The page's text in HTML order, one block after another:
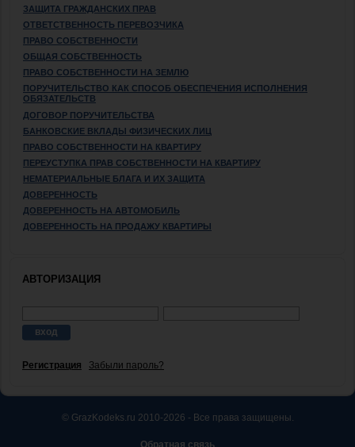
ЗАЩИТА ГРАЖДАНСКИХ ПРАВ
ОТВЕТСТВЕННОСТЬ ПЕРЕВОЗЧИКА
ПРАВО СОБСТВЕННОСТИ
ОБЩАЯ СОБСТВЕННОСТЬ
ПРАВО СОБСТВЕННОСТИ НА ЗЕМЛЮ
ПОРУЧИТЕЛЬСТВО КАК СПОСОБ ОБЕСПЕЧЕНИЯ ИСПОЛНЕНИЯ
ОБЯЗАТЕЛЬСТВ
ДОГОВОР ПОРУЧИТЕЛЬСТВА
БАНКОВСКИЕ ВКЛАДЫ ФИЗИЧЕСКИХ ЛИЦ
ПРАВО СОБСТВЕННОСТИ НА КВАРТИРУ
ПЕРЕУСТУПКА ПРАВ СОБСТВЕННОСТИ НА КВАРТИРУ
НЕМАТЕРИАЛЬНЫЕ БЛАГА И ИХ ЗАЩИТА
ДОВЕРЕННОСТЬ
ДОВЕРЕННОСТЬ НА АВТОМОБИЛЬ
ДОВЕРЕННОСТЬ НА ПРОДАЖУ КВАРТИРЫ
АВТОРИЗАЦИЯ
Регистрация Забыли пароль?
© GrazKodeks.ru 2010-2026 - Все права защищены.
Обратная связь